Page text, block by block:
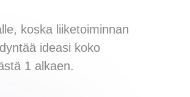
koska liiketoiminnan
ideasi koko
1 alkaen.